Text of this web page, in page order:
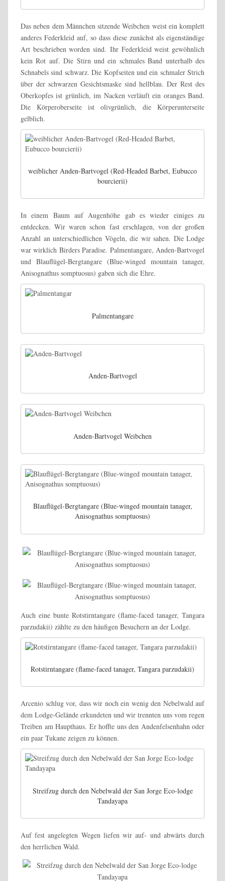
Das neben dem Männchen sitzende Weibchen weist ein komplett
anderes Federkleid auf, so dass diese zunächst als eigenständige
Art beschrieben worden sind. Ihr Federkleid weist gewöhnlich
kein Rot auf. Die Stirn und ein schmales Band unterhalb des
Schnabels sind schwarz. Die Kopfseiten und ein schmaler Strich
über der schwarzen Gesichtsmaske sind hellblau. Der Rest des
Oberkopfes ist grünlich, im Nacken verläuft ein oranges Band.
Die Körperoberseite ist olivgrünlich, die Körperunterseite
gelblich.
weiblicher Anden-Bartvogel (Red-Headed Barbet, Eubucco
bourcierii)
In einem Baum auf Augenhöhe gab es wieder einiges zu
entdecken. Wir waren schon fast erschlagen, von der großen
Anzahl an unterschiedlichen Vögeln, die wir sahen. Die Lodge
war wirklich Birders Paradise. Palmentangare, Anden-Bartvogel
und Blauflügel-Bergtangare (Blue-winged mountain tanager,
Anisognathus somptuosus) gaben sich die Ehre.
Palmentangare
Anden-Bartvogel
Anden-Bartvogel Weibchen
Blauflügel-Bergtangare (Blue-winged mountain tanager,
Anisognathus somptuosus)
Auch eine bunte Rotstirntangare (flame-faced tanager, Tangara
parzudakii) zählte zu den häufigen Besuchern an der Lodge.
Rotstirntangare (flame-faced tanager, Tangara parzudakii)
Arcenio schlug vor, dass wir noch ein wenig den Nebelwald auf
dem Lodge-Gelände erkundeten und wir trennten uns vom regen
Treiben am Haupthaus. Er hoffte uns den Andenfelsenhahn oder
ein paar Tukane zeigen zu können.
Streifzug durch den Nebelwald der San Jorge Eco-lodge
Tandayapa
Auf fest angelegten Wegen liefen wir auf- und abwärts durch
den herrlichen Wald.